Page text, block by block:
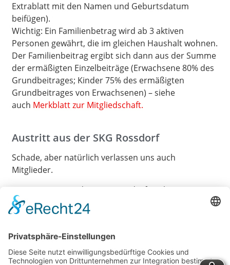
Extrablatt mit den Namen und Geburtsdatum
beifügen).
Wichtig: Ein Familienbetrag wird ab 3 aktiven
Personen gewährt, die im gleichen Haushalt wohnen.
Der Familienbeitrag ergibt sich dann aus der Summe
der ermäßigten Einzelbeiträge (Erwachsene 80% des
Grundbeitrages; Kinder 75% des ermäßigten
Grundbeitrages von Erwachsenen) – siehe
auch Merkblatt zur Mitgliedschaft.
Austritt aus der SKG Rossdorf
Schade, aber natürlich verlassen uns auch
Mitglieder.
Zum Austritt aus der SKG Rossdorf reicht ein
formloses Schreiben an die jeweilige Abteilung oder
die Haupt-SKG.
Die Kündigung der Mitgliedschaft muss spätestens 6
Wochen vor dem nächsten Abbuchungstermin
schriftlich erfolgen.